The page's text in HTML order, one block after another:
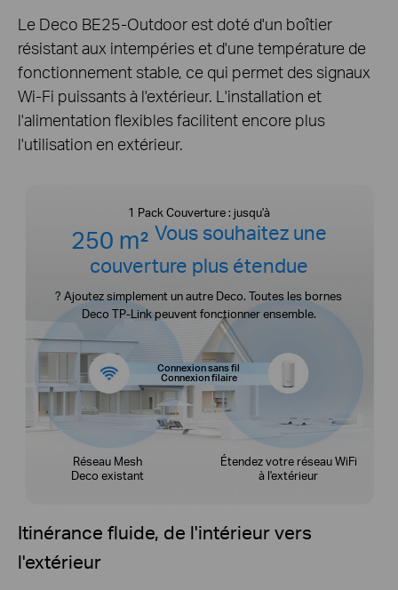
Le Deco BE25-Outdoor est doté d'un boîtier
résistant aux intempéries et d'une température de
fonctionnement stable, ce qui permet des signaux
Wi-Fi puissants à l'extérieur. L'installation et
l'alimentation flexibles facilitent encore plus
l'utilisation en extérieur.
Connexion sans fil
Connexion filaire
Réseau Mesh
Deco existant
Étendez votre réseau WiFi
à l'extérieur
1 Pack Couverture : jusqu'à
250 m² Vous souhaitez une
couverture plus étendue
? Ajoutez simplement un autre Deco. Toutes les bornes
Deco TP-Link peuvent fonctionner ensemble.
Itinérance fluide, de l'intérieur vers
l'extérieur